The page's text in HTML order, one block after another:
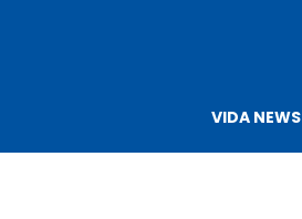
VIDA NEWS